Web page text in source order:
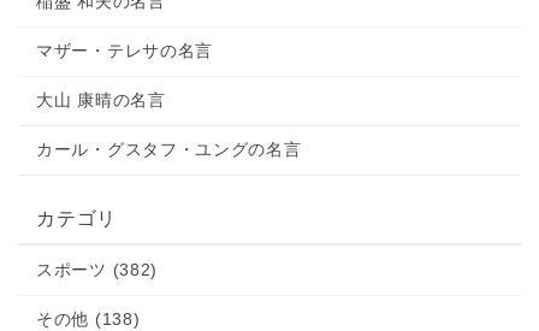
マザー・テレサの名言
大山 康晴の名言
カール・グスタフ・ユングの名言
カテゴリ
スポーツ (382)
その他 (138)